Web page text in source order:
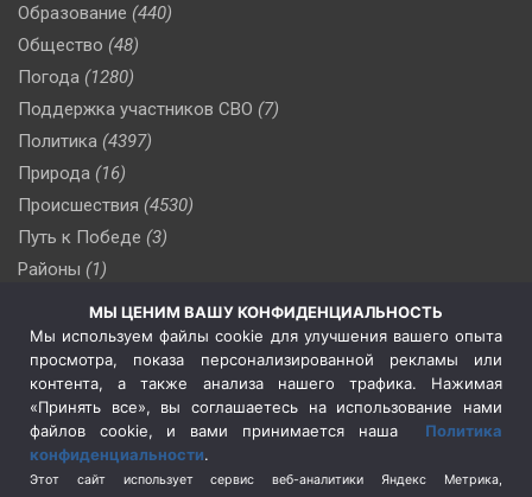
Образование (440)
Общество (48)
Погода (1280)
Поддержка участников СВО (7)
Политика (4397)
Природа (16)
Происшествия (4530)
Путь к Победе (3)
Районы (1)
(510)
Сельское хозяйство (3)
Социальная политика
(3)
Спецоперация в Украине
Спецоперация на Украине
(404)
Спорт (740)
МЫ ЦЕНИМ ВАШУ КОНФИДЕНЦИАЛЬНОСТЬ
Мы используем файлы cookie для улучшения вашего опыта
просмотра, показа персонализированной рекламы или
контента, а также анализа нашего трафика. Нажимая
«Принять все», вы соглашаетесь на использование нами
файлов cookie, и вами принимается наша Политика
конфиденциальности.
Этот сайт использует сервис веб-аналитики Яндекс Метрика,